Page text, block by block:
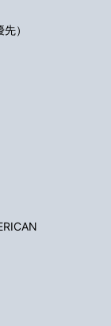
）